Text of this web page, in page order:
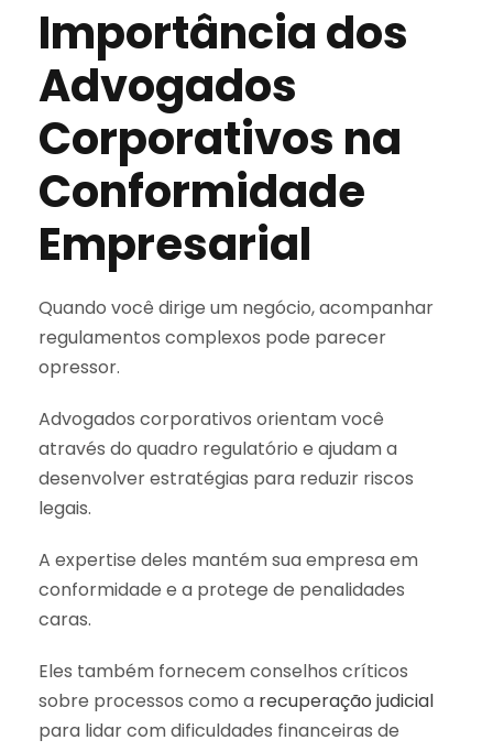
Importância dos
Advogados
Corporativos na
Conformidade
Empresarial
Quando você dirige um negócio, acompanhar
regulamentos complexos pode parecer
opressor.
Advogados corporativos orientam você
através do quadro regulatório e ajudam a
desenvolver estratégias para reduzir riscos
legais.
A expertise deles mantém sua empresa em
conformidade e a protege de penalidades
caras.
Eles também fornecem conselhos críticos
sobre processos como a recuperação judicial
para lidar com dificuldades financeiras de